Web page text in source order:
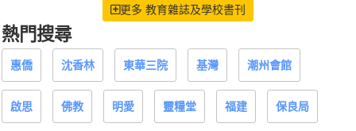
更多 教育雜誌及學校書刊
熱門搜尋
惠僑 沈香林 東華三院 基灣 潮州會館
啟思 佛教 明愛 靈糧堂 福建 保良局